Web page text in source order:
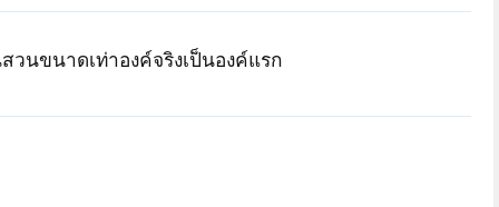
นขนาดเท่าองค์จริงเป็นองค์แรก